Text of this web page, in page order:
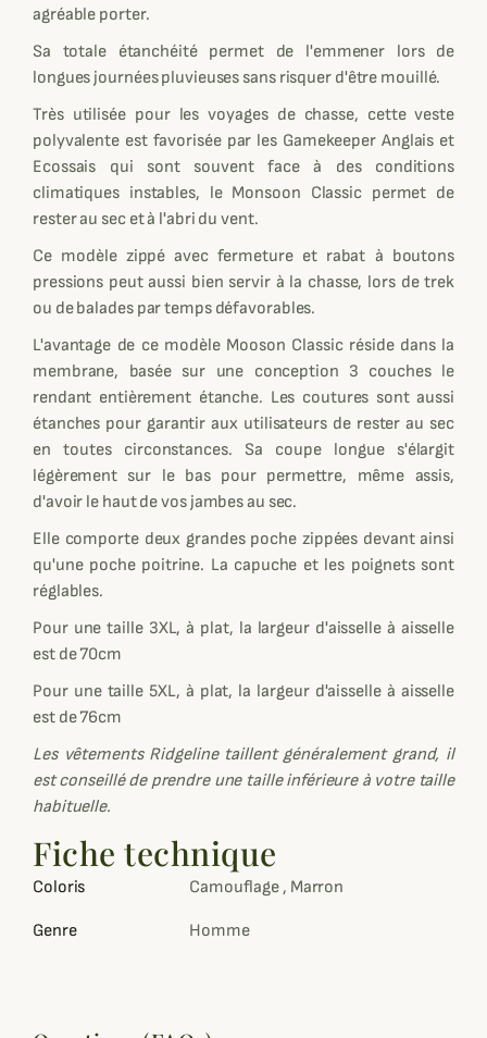
agréable porter.
Sa totale étanchéité permet de l'emmener lors de
longues journées pluvieuses sans risquer d'être mouillé.
Très utilisée pour les voyages de chasse, cette veste
polyvalente est favorisée par les Gamekeeper Anglais et
Ecossais qui sont souvent face à des conditions
climatiques instables, le Monsoon Classic permet de
rester au sec et à l'abri du vent.
Ce modèle zippé avec fermeture et rabat à boutons
pressions peut aussi bien servir à la chasse, lors de trek
ou de balades par temps défavorables.
L'avantage de ce modèle Mooson Classic réside dans la
membrane, basée sur une conception 3 couches le
rendant entièrement étanche. Les coutures sont aussi
étanches pour garantir aux utilisateurs de rester au sec
en toutes circonstances. Sa coupe longue s'élargit
légèrement sur le bas pour permettre, même assis,
d'avoir le haut de vos jambes au sec.
Elle comporte deux grandes poche zippées devant ainsi
qu'une poche poitrine. La capuche et les poignets sont
réglables.
Pour une taille 3XL, à plat, la largeur d'aisselle à aisselle
est de 70cm
Pour une taille 5XL, à plat, la largeur d'aisselle à aisselle
est de 76cm
Les vêtements Ridgeline taillent généralement grand, il
est conseillé de prendre une taille inférieure à votre taille
habituelle.
Fiche technique
Coloris Camouflage , Marron
Genre Homme